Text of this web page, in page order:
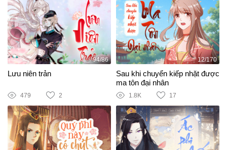
94/86
Lưu niên trản
479 2
12/170
Sau khi chuyển kiếp nhặt được
ma tôn đại nhân
1.8K 17